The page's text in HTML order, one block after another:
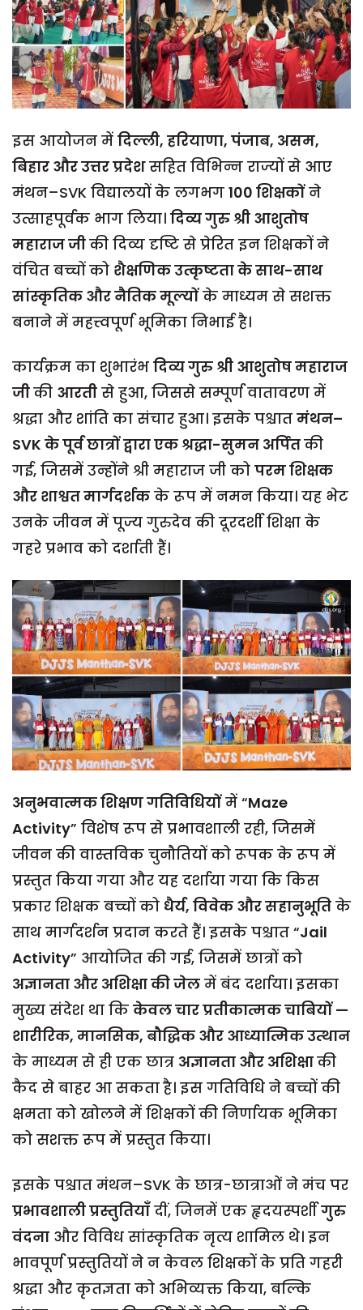
इस आयोजन में दिल्ली, हरियाणा, पंजाब, असम,
बिहार और उत्तर प्रदेशसहित विभिन्न राज्यों से आए
मंथन–SVK विद्यालयों के लगभग 100 शिक्षकोंने
उत्साहपूर्वक भाग लिया। दिव्य गुरु श्री आशुतोष
महाराज जीकी दिव्य दृष्टि से प्रेरित इन शिक्षकों ने
वंचित बच्चों को शैक्षणिक उत्कृष्टता के साथ-साथ
सांस्कृतिक और नैतिक मूल्योंके माध्यम से सशक्त
बनाने में महत्त्वपूर्ण भूमिका निभाई है।
कार्यक्रम का शुभारंभ दिव्य गुरु श्री आशुतोष महाराज
जीकी आरती से हुआ, जिससे सम्पूर्ण वातावरण में
श्रद्धा और शांति का संचार हुआ। इसके पश्चात मंथन–
SVK के पूर्व छात्रों द्वारा एक श्रद्धा-सुमन अर्पितकी
गई, जिसमें उन्होंने श्री महाराज जी को परम शिक्षक
और शाश्वत मार्गदर्शक के रूप में नमन किया। यह भेट
उनके जीवन में पूज्य गुरुदेव की दूरदर्शी शिक्षा के
गहरे प्रभाव को दर्शाती हैं।
अनुभवात्मक शिक्षण गतिविधियोंमें “Maze
Activity” विशेष रूप से प्रभावशाली रही, जिसमें
जीवन की वास्तविक चुनौतियों को रूपक के रूप में
प्रस्तुत किया गया और यह दर्शाया गया कि किस
प्रकार शिक्षक बच्चों को धैर्य, विवेक और सहानुभूति के
साथ मार्गदर्शन प्रदान करते हैं। इसके पश्चात “Jail
Activity” आयोजित की गई, जिसमें छात्रों को
अज्ञानता और अशिक्षा की जेल में बंद दर्शाया। इसका
मुख्य संदेश था कि केवल चार प्रतीकात्मक चाबियों —
शारीरिक, मानसिक, बौद्धिक और आध्यात्मिक उत्थान
के माध्यम से ही एक छात्र अज्ञानता और अशिक्षाकी
कैद से बाहर आ सकताहै। इस गतिविधि ने बच्चों की
क्षमता को खोलने में शिक्षकों की निर्णायक भूमिका
को सशक्त रूप में प्रस्तुत किया।
इसके पश्चात मंथन–SVK के छात्र-छात्राओं ने मंच पर
प्रभावशाली प्रस्तुतियाँ दीं, जिनमें एक हृदयस्पर्शीगुरु
वंदना और विविध सांस्कृतिक नृत्य शामिल थे। इन
भावपूर्ण प्रस्तुतियों ने न केवल शिक्षकों के प्रति गहरी
श्रद्धा और कृतज्ञता को अभिव्यक्त किया, बल्कि